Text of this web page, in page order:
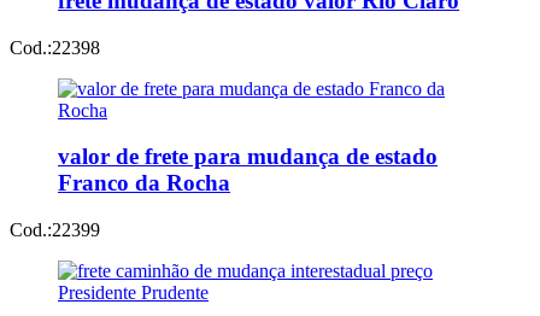
Cod.:22398
valor de frete para mudança de estado
Franco da Rocha
Cod.:22399